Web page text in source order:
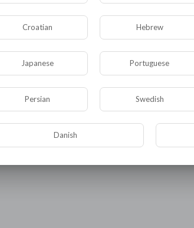
Видео не найдено пока!
Croatian Hebrew
Japanese Portuguese
Persian Swedish
Danish